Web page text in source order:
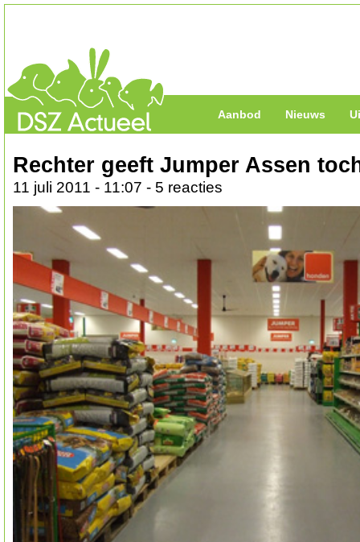
Aanbod Nieuws
Rechter geeft Jumper Assen
11 juli 2011 - 11:07 - 5 reacties